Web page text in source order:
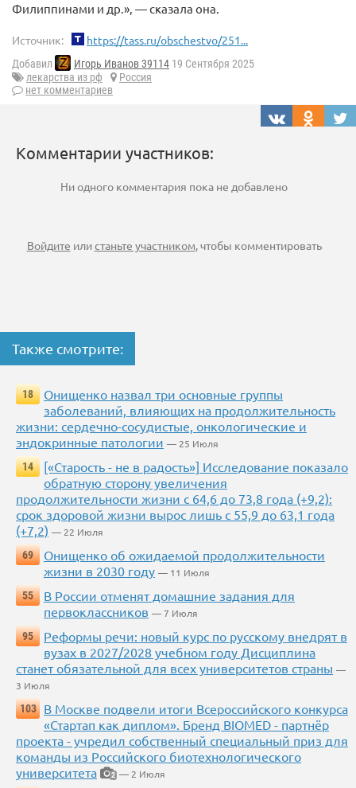
Филиппинами и др.», — сказала она.
Источник: https://tass.ru/obschestvo/251...
Добавил Игорь Иванов 39114 19 Сентября 2025
лекарства из рф
Россия
нет комментариев
Комментарии участников:
Ни одного комментария пока не добавлено
Войдите илистаньте участником, чтобы комментировать
Также смотрите:
18
Онищенко назвал три основные группы
заболеваний, влияющих на продолжительность
жизни: сердечно-сосудистые, онкологические и
эндокринные патологии — 25 Июля
14
[«Старость - не в радость»] Исследование показало
обратную сторону увеличения
продолжительности жизни с 64,6 до 73,8 года (+9,2):
срок здоровой жизни вырос лишь с 55,9 до 63,1 года
(+7,2) — 22 Июля
69
Онищенко об ожидаемой продолжительности
жизни в 2030 году — 11 Июля
55
В России отменят домашние задания для
первоклассников — 7 Июля
95
Реформы речи: новый курс по русскому внедрят в
вузах в 2027/2028 учебном году Дисциплина
станет обязательной для всех университетов страны —
3 Июля
103
В Москве подвели итоги Всероссийского конкурса
«Стартап как диплом». Бренд BIOMED - партнёр
проекта - учредил собственный специальный приз для
команды из Российского биотехнологического
университета
2 — 2 Июля